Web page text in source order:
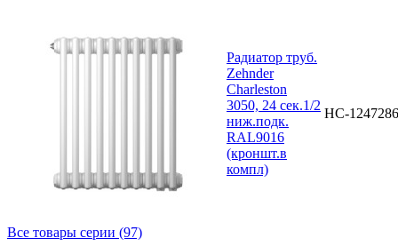
Радиатор труб.
Zehnder
Charleston
3050, 24 сек.1/2
ниж.подк.
RAL9016
(кроншт.в
компл)
НС-1247286
Все товары серии (97)